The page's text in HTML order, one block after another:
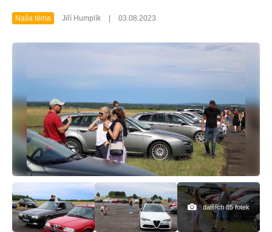
Naša téma Jiří Humplík 03.08.2023
dalších 85 fotek